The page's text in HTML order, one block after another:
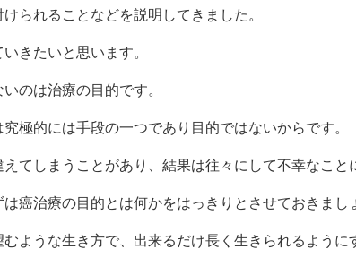
られることなどを説明してきました。
きたいと思います。
のは治療の目的です。
極的には手段の一つであり目的ではないからです。
てしまうことがあり、結果は往々にして不幸なこと
癌治療の目的とは何かをはっきりとさせておきまし
ような生き方で、出来るだけ長く生きられるように